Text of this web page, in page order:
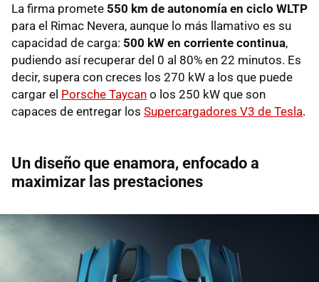
La firma promete 550 km de autonomía en ciclo WLTP
para el Rimac Nevera, aunque lo más llamativo es su
capacidad de carga: 500 kW en corriente continua,
pudiendo así recuperar del 0 al 80% en 22 minutos. Es
decir, supera con creces los 270 kW a los que puede
cargar el Porsche Taycan o los 250 kW que son
capaces de entregar los Supercargadores V3 de Tesla.
Un diseño que enamora, enfocado a
maximizar las prestaciones